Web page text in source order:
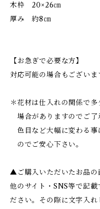
木枠 20×26㎝
厚み 約8㎝
【お急ぎで必要な方】
対応可能の場合もござい
＊花材は仕入れの関係で多
場合がありますのでご了
色目など大幅に変わる事
のでご安心下さい。
▲ご購入いただいたお品の
他のサイト・SNS等で記
ださい。その際に文字入